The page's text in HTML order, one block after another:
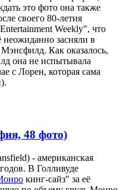
это фото она также
своего 80-летия
Weekly", что
неожиданно засняли в
Как оказалось,
она не испытывала
с Лорен, которая сама
48 фото)
- американская
В Голливуде
кинг-сайз" за её